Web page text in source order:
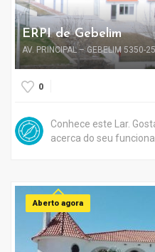
ERPI de Gebelim
AV. PRINCIPAL – GEBELIM 5350-
0
Conhece este Lar.
acerca do seu
Aberto agora